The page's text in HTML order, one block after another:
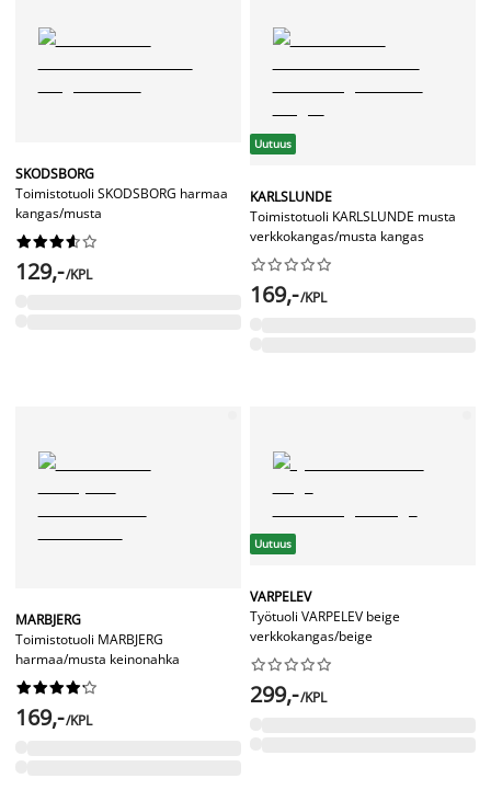
SKODSBORG
Toimistotuoli SKODSBORG harmaa
kangas/musta






129,-/KPL
Uutuus
KARLSLUNDE
Toimistotuoli KARLSLUNDE musta
verkkokangas/musta kangas






169,-/KPL
MARBJERG
Toimistotuoli MARBJERG
harmaa/musta keinonahka






169,-/KPL
Uutuus
VARPELEV
Työtuoli VARPELEV beige
verkkokangas/beige






299,-/KPL